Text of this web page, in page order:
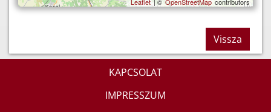
Vissza
KAPCSOLAT
IMPRESSZUM